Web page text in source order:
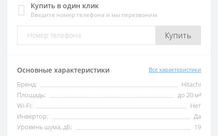
Купить в один клик
Введите номер телефона и мы перезвоним
Купить
Основные характеристики Все характеристики
Бренд:
Hitachi
Площадь:
до 20 м²
Wi-Fi:
Нет
Инвертор:
Да
Уровень шума, дБ:
19